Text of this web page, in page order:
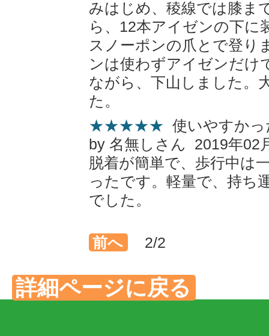
みはじめ、稜線では膝ま
ら、12本アイゼンの下に
スノーポンの爪とで登り
ンは使わずアイゼンだけ
ながら、下山しました。
た。
★★★★★ 使いやすか
by 名無しさん 2019年02
脱着が簡単で、歩行中は
ったです。軽量で、持ち
でした。
前へ 2/2
詳細ページに戻る